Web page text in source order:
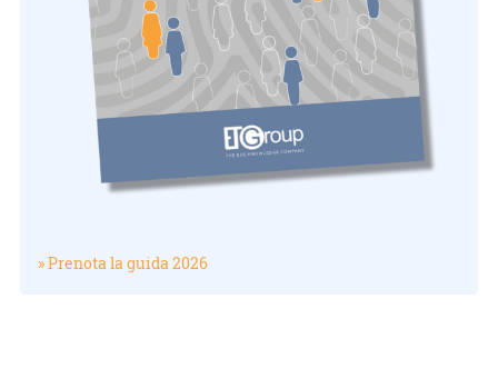
» Prenota la guida 2026